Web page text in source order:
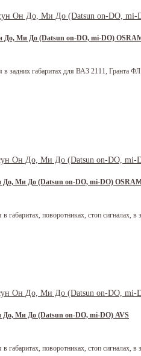
До, Ми До (Datsun on-DO, mi-DO)
в задних габаритах для ВАЗ 2111, Гранта
До, Ми До (Datsun on-DO, mi-DO)
габаритах, поворотниках, стоп сигналах,
До, Ми До (Datsun on-DO, mi-DO) AVS
габаритах, поворотниках, стоп сигналах,